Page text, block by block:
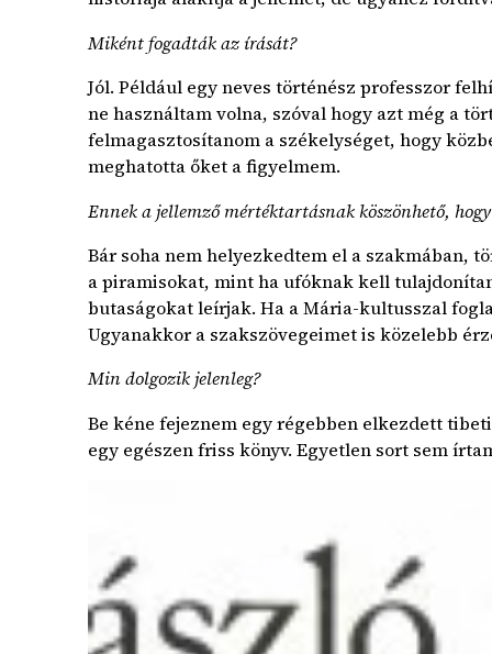
Miként fogadták az írását?
Jól. Például egy neves történész professzor
ne használtam volna, szóval hogy azt még a
felmagasztosítanom a székelységet, hogy
meghatotta őket a figyelmem.
Ennek a jellemző mértéktartásnak köszönhető,
Bár soha nem helyezkedtem el a szakmában,
a piramisokat, mint ha ufóknak kell
butaságokat leírjak. Ha a Mária-kultusszal
Ugyanakkor a szakszövegeimet is közelebb
Min dolgozik jelenleg?
Be kéne fejeznem egy régebben elkezdett
egy egészen friss könyv. Egyetlen sort sem